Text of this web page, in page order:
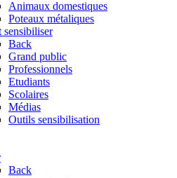
Animaux domestiques
Poteaux métaliques
sensibiliser
Back
Grand public
Professionnels
Etudiants
Scolaires
Médias
Outils sensibilisation
Back